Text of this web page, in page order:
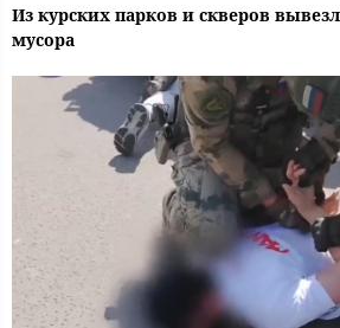
Из курских парков и скверов
мусора